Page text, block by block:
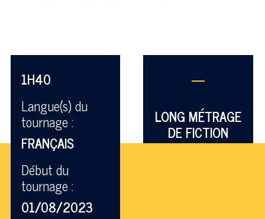
1H40
Langue(s) du
tournage :
FRANÇAIS
Début du
tournage :
01/08/2023
—
LONG MÉTRAGE
DE FICTION